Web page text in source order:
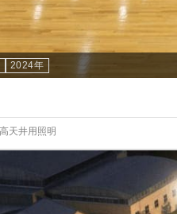
2024年
天井用照明